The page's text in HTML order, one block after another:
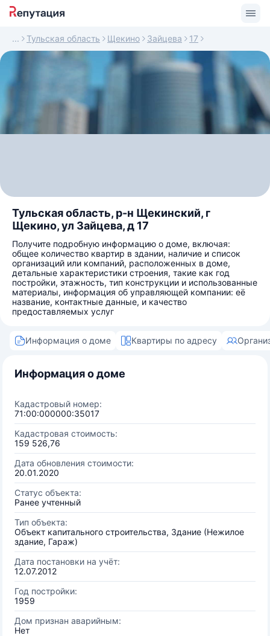
Тульская область Щекино Зайцева 17
Тульская область, р-н Щекинский, г
Щекино, ул Зайцева, д 17
Получите подробную информацию о доме, включая:
общее количество квартир в здании, наличие и список
организаций или компаний, расположенных в доме,
детальные характеристики строения, такие как год
постройки, этажность, тип конструкции и использованные
материалы, информация об управляющей компании: её
название, контактные данные, и качество
предоставляемых услуг
Информация о доме Квартиры по адресу
Информация о доме
Кадастровый номер:
71:00:000000:35017
Кадастровая стоимость:
159 526,76
Дата обновления стоимости:
20.01.2020
Статус объекта:
Ранее учтенный
Тип объекта:
Объект капитального строительства, Здание (Нежилое
здание, Гараж)
Дата постановки на учёт:
12.07.2012
Год постройки:
1959
Дом признан аварийным:
Нет